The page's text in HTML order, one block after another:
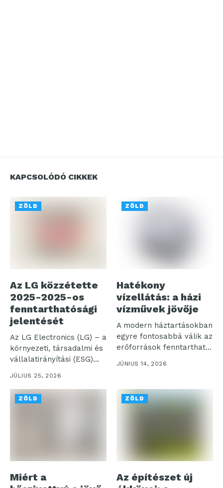
KAPCSOLÓDÓ CIKKEK
ZÖLD
Az LG közzétette
2025-2025-os
fenntarthatósági
jelentését
Az LG Electronics (LG) – a
környezeti, társadalmi és
vállalatirányítási (ESG)
menedzsment...
JÚLIUS 25, 2026
ZÖLD
Hatékony
vízellátás: a házi
vízművek jövője
A modern háztartásokban
egyre fontosabbá válik az
erőforrások fenntartható
kezelése, ennek egyik...
JÚNIUS 14, 2026
ZÖLD
Miért a
ZÖLD
Az építészet új